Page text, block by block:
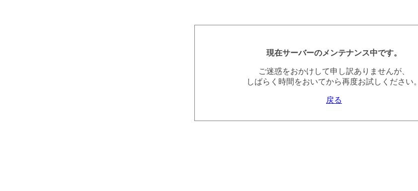
現在サーバーのメンテナンス中です。
ご迷惑をおかけして申し訳ありませんが、
しばらく時間をおいてから再度お試しください。
戻る